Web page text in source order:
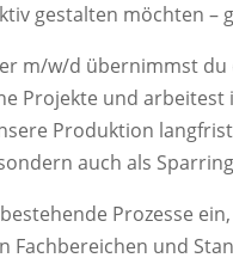
gestalten möchten –
m/w/d übernimmst
Projekte und
Produktion
auch als
Prozesse
Fachbereichen und